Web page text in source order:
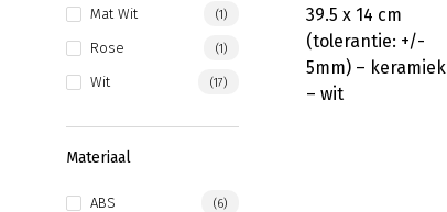
Mat Wit (1)
Rose (1)
Wit (17)
Materiaal
ABS (6)
39.5 x 14 cm
(tolerantie: +/-
5mm) – keramiek
– wit